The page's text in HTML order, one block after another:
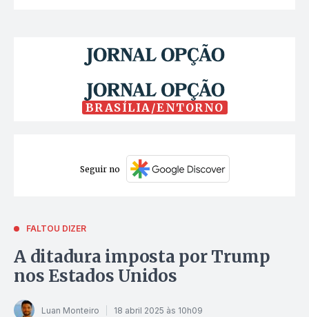
BRASÍLIA/ENTORNO
Seguir no
FALTOU DIZER
A ditadura imposta por Trump
nos Estados Unidos
Luan Monteiro 18 abril 2025 às 10h09